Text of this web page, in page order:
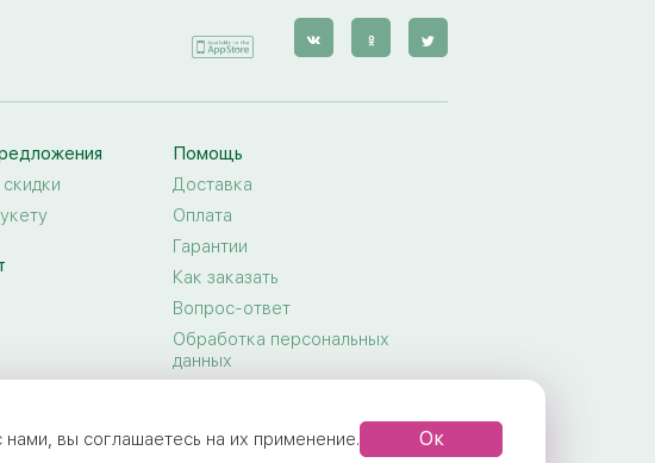
Помощь
Доставка
Оплата
Гарантии
Как заказать
Вопрос-ответ
Обработка персональных
данных
Правила предоставления услуг
Задать вопрос
нами, вы соглашаетесь на их применение. Ок